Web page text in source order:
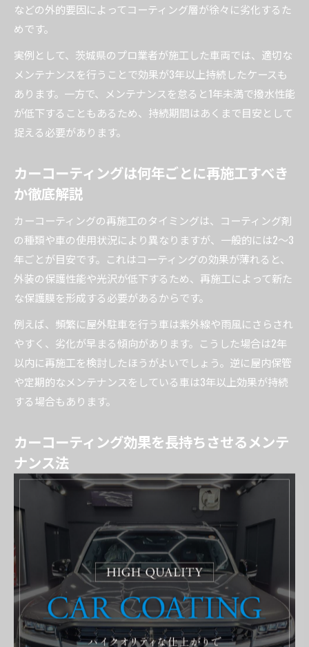
などの外的要因によってコーティング層が徐々に劣化するた
めです。
実例として、茨城県のプロ業者が施工した車両では、適切な
メンテナンスを行うことで効果が3年以上持続したケースも
あります。一方で、メンテナンスを怠ると1年未満で撥水性能
が低下することもあるため、持続期間はあくまで目安として
捉える必要があります。
カーコーティングは何年ごとに再施工すべき
か徹底解説
カーコーティングの再施工のタイミングは、コーティング剤
の種類や車の使用状況により異なりますが、一般的には2～3
年ごとが目安です。これはコーティングの効果が薄れると、
外装の保護性能や光沢が低下するため、再施工によって新た
な保護膜を形成する必要があるからです。
例えば、頻繁に屋外駐車を行う車は紫外線や雨風にさらされ
やすく、劣化が早まる傾向があります。こうした場合は2年
以内に再施工を検討したほうがよいでしょう。逆に屋内保管
や定期的なメンテナンスをしている車は3年以上効果が持続
する場合もあります。
カーコーティング効果を長持ちさせるメンテ
ナンス法
カーコーティングの効果を長持ちさせるためには、定期的な
洗車と適切なメンテナンスが欠かせません。特に洗車は、汚
れや酸性雨、鳥フンなどのダメージを早期に除去し、コーテ
ィング層の劣化を防ぐ役割があります。
具体的なメンテナンス方法としては、まず水洗いを基本に、
専用の中性洗剤を使った優しい手洗いが推奨されます。ま
た、コーティング施工店が提供するメンテナンス剤を定期的
に使用すると、撥水性能や光沢を補強できるため効果的で